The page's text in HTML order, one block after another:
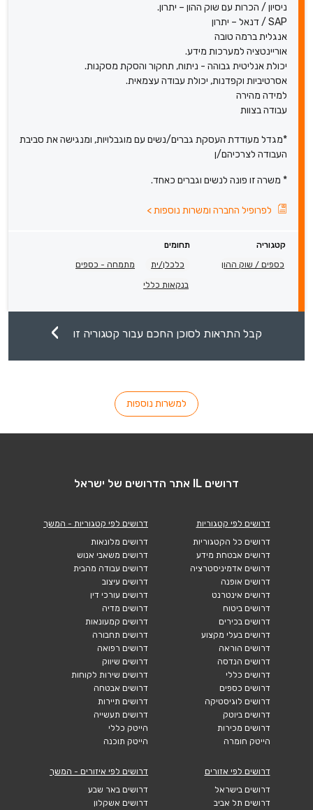
ניסיון / הכרות עם שוק ההון – יתרון.
SAP / דנאל – יתרון
אנגלית ברמה טובה
אוריינטציה למערכות מידע.
יכולת אנליטית גבוהה - ניתוח, תחקור והסקת מסקנות.
אסרטיביות וקפדנות, יכולת עבודה עצמאית.
למידה מהירה
עבודה בצוות
*מגדל מעודדת העסקת גברים/נשים עם מוגבלויות, ומנגישה את סביבת
העבודה לצרכיהם/ן
* משרה זו פונה לנשים וגברים כאחד.
לפרופיל החברה ומשרות נוספות>
קטגוריה
תחומים
כספים / שוק ההון
כלכלן/ית מתמחה - כספים
בנקאות כללי
קבל התראות לסוכן החכם עבור קטגוריה זו
למשרות נוספות
דרושים IL אתר הדרושים של ישראל
דרושים לפי קטגוריות
דרושים כל הקטגוריות
דרושים אבטחת מידע
דרושים אדמיניסטרציה
דרושים אופנה
דרושים אינטרנט
דרושים ביטוח
דרושים בכירים
דרושים בעלי מקצוע
דרושים הוראה
דרושים הנדסה
דרושים כללי
דרושים כספים
דרושים לוגיסטיקה
דרושים ביוטק
דרושים מכירות
הייטק חומרה
דרושים לפי קטגוריות - המשך
דרושים מלונאות
דרושים משאבי אנוש
דרושים עבודה מהבית
דרושים עיצוב
דרושים עורכי דין
דרושים מדיה
דרושים קמעונאות
דרושים תחבורה
דרושים רפואה
דרושים שיווק
דרושים שירות לקוחות
דרושים אבטחה
דרושים תיירות
דרושים תעשייה
הייטק כללי
הייטק תוכנה
דרושים לפי אזורים
דרושים בישראל
דרושים תל אביב
דרושים לפי איזורים - המשך
דרושים באר שבע
דרושים אשקלון